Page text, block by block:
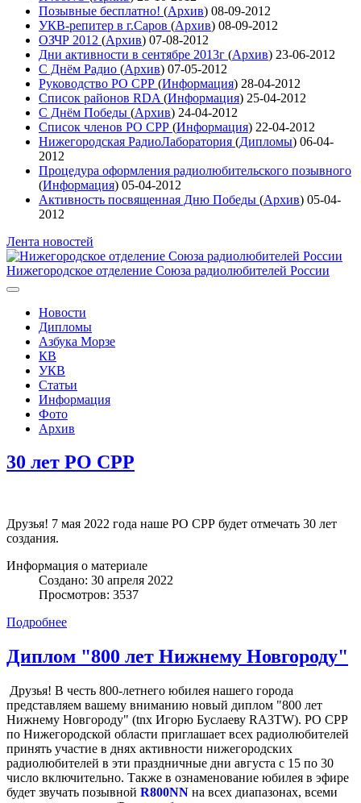
Позывные бесплатно! (Архив) 08-09-2012
УКВ-репитер в г.Саров (Архив) 08-09-2012
ОЗЧР 2012 (Архив) 07-08-2012
Дни активности в сентябре 2013г (Архив) 23-06-2012
С Днём Радио (Архив) 07-05-2012
Руководство РО СРР (Информация) 28-04-2012
Список районов RDA (Информация) 25-04-2012
С Днём Победы (Архив) 24-04-2012
Список членов РО СРР (Информация) 22-04-2012
Нижегородская РадиоЛаборатория (Дипломы) 06-04-
2012
Процедура оформления радиолюбительского позывного
(Информация) 05-04-2012
Активность посвященная Дню Победы (Архив) 05-04-
2012
Лента новостей
Нижегородское отделение Союза радиолюбителей России
Новости
Дипломы
Азбука Морзе
КВ
УКВ
Статьи
Информация
Фото
Архив
30 лет РО СРР
Друзья! 7 мая 2022 года наше РО СРР будет отмечать 30 лет
создания.
Информация о материале
Создано: 30 апреля 2022
Просмотров: 3537
Подробнее
Диплом "800 лет Нижнему Новгороду"
Друзья! В честь 800-летнего юбилея нашего города
представляем вашему вниманию новый диплом "800 лет
Нижнему Новгороду" (tnx Игорю Буслаеву RA3TW). РО СРР
по Нижегородской области приглашает всех радиолюбителей
принять участие в днях активности нижегородских
радиолюбителей в эти праздничные дни августа с 15 по 30
число включительно. Также в ознаменование юбилея в эфире
будет звучать позывной R800NN на всех диапазонах, всеми